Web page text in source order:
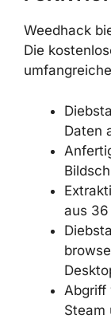
Weedhack
Die
und
Abgriff